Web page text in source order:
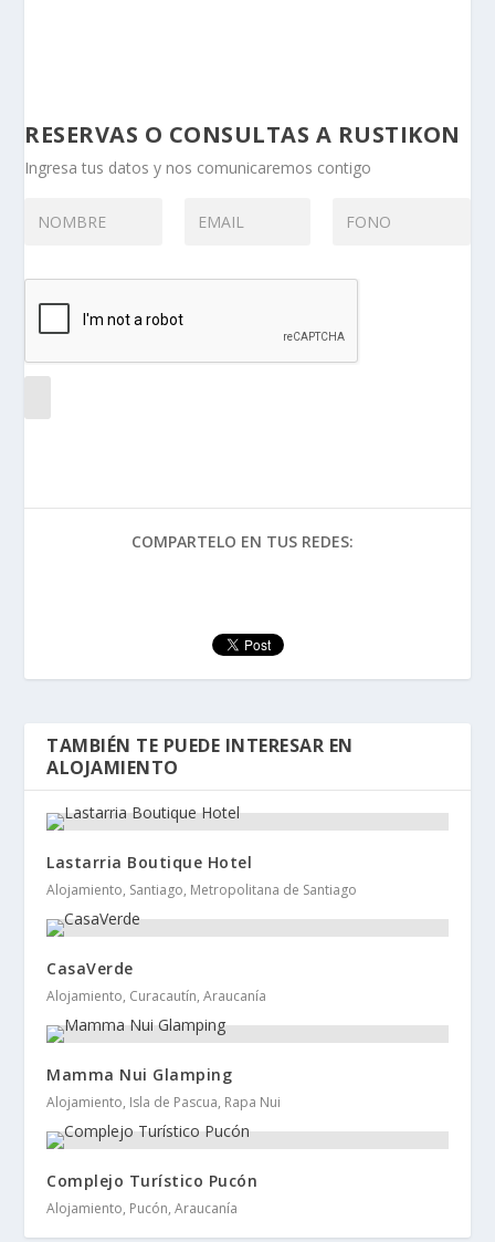
RESERVAS O CONSULTAS A RUSTIKON
Ingresa tus datos y nos comunicaremos contigo
COMPARTELO EN TUS REDES:
TAMBIÉN TE PUEDE INTERESAR EN
ALOJAMIENTO
Lastarria Boutique Hotel
Alojamiento, Santiago, Metropolitana de Santiago
CasaVerde
Alojamiento, Curacautín, Araucanía
Mamma Nui Glamping
Alojamiento, Isla de Pascua, Rapa Nui
Complejo Turístico Pucón
Alojamiento, Pucón, Araucanía